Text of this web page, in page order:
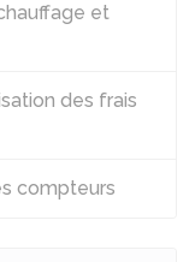
et
des frais
compteurs